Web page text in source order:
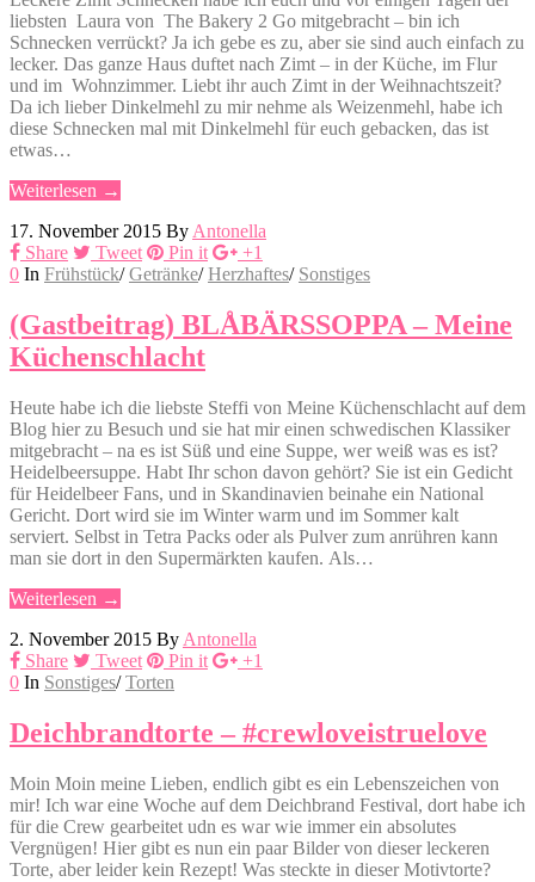
liebsten Laura von The Bakery 2 Go mitgebracht – bin ich
Schnecken verrückt? Ja ich gebe es zu, aber sie sind auch einfach zu
lecker. Das ganze Haus duftet nach Zimt – in der Küche, im Flur
und im Wohnzimmer. Liebt ihr auch Zimt in der Weihnachtszeit?
Da ich lieber Dinkelmehl zu mir nehme als Weizenmehl, habe ich
diese Schnecken mal mit Dinkelmehl für euch gebacken, das ist
etwas…
Weiterlesen →
17. November 2015 By Antonella
Share
Tweet Pin it
+1
0 In Frühstück/ Getränke/ Herzhaftes/ Sonstiges
(Gastbeitrag) BLÅBÄRSSOPPA – Meine
Küchenschlacht
Heute habe ich die liebste Steffi von Meine Küchenschlacht auf dem
Blog hier zu Besuch und sie hat mir einen schwedischen Klassiker
mitgebracht – na es ist Süß und eine Suppe, wer weiß was es ist?
Heidelbeersuppe. Habt Ihr schon davon gehört? Sie ist ein Gedicht
für Heidelbeer Fans, und in Skandinavien beinahe ein National
Gericht. Dort wird sie im Winter warm und im Sommer kalt
serviert. Selbst in Tetra Packs oder als Pulver zum anrühren kann
man sie dort in den Supermärkten kaufen. Als…
Weiterlesen →
2. November 2015 By Antonella
Share
Tweet Pin it
+1
0 In Sonstiges/ Torten
Deichbrandtorte – #crewloveistruelove
Moin Moin meine Lieben, endlich gibt es ein Lebenszeichen von
mir! Ich war eine Woche auf dem Deichbrand Festival, dort habe ich
für die Crew gearbeitet udn es war wie immer ein absolutes
Vergnügen! Hier gibt es nun ein paar Bilder von dieser leckeren
Torte, aber leider kein Rezept! Was steckte in dieser Motivtorte?